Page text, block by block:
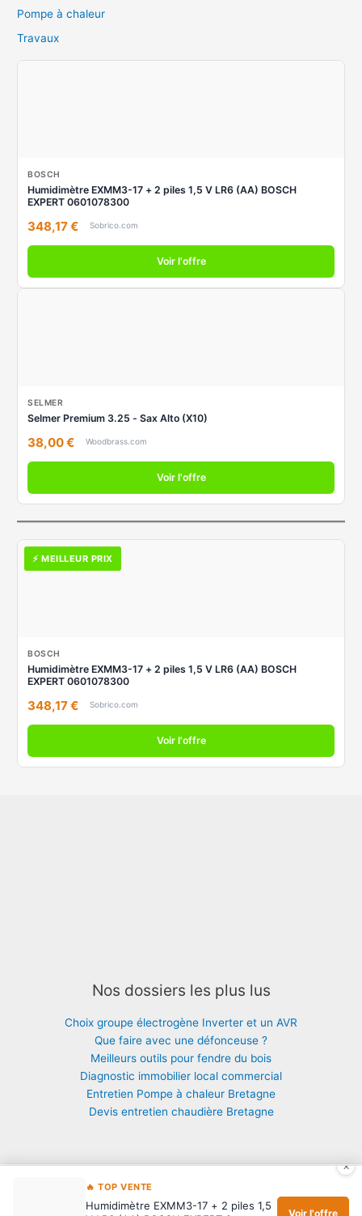
Pompe à chaleur
Travaux
BOSCH
Humidimètre EXMM3-17 + 2 piles 1,5 V LR6 (AA) BOSCH
EXPERT 0601078300
348,17 € Sobrico.com
Voir l'offre
SELMER
Selmer Premium 3.25 - Sax Alto (X10)
38,00 € Woodbrass.com
Voir l'offre
⚡ MEILLEUR PRIX
BOSCH
Humidimètre EXMM3-17 + 2 piles 1,5 V LR6 (AA) BOSCH
EXPERT 0601078300
348,17 € Sobrico.com
Voir l'offre
Nos dossiers les plus lus
Choix groupe électrogène Inverter et un AVR
Que faire avec une défonceuse ?
Meilleurs outils pour fendre du bois
Diagnostic immobilier local commercial
Entretien Pompe à chaleur Bretagne
Devis entretien chaudière Bretagne
Copyright © 2026 Maison : thermie, isolation, chauffage |
Contact
×
🔥 TOP VENTE
Humidimètre EXMM3-17 + 2 piles 1,5
Voir l'offre